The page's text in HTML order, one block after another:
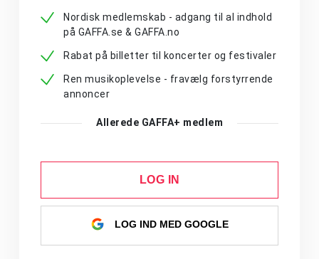
Nordisk medlemskab - adgang til al indhold
på GAFFA.se & GAFFA.no
Rabat på billetter til koncerter og festivaler
Ren musikoplevelse - fravælg forstyrrende
annoncer
Allerede GAFFA+ medlem
LOG IN
LOG IND MED GOOGLE